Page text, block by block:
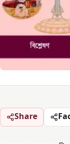
Share